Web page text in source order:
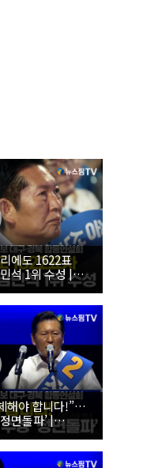
에도 1622표
석 1위 수성 |
표·최고위원 후
해야 합니다!”…
면돌파’ |
표·최고위원 후